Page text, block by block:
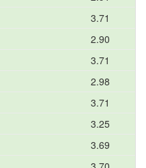
3.71
2.90
3.71
2.98
3.71
3.25
3.69